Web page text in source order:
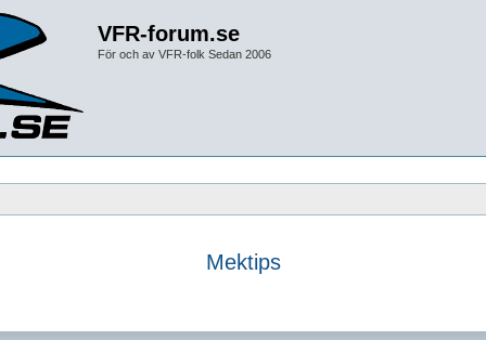
VFR-forum.se
För och av VFR-folk Sedan 2006
Mektips